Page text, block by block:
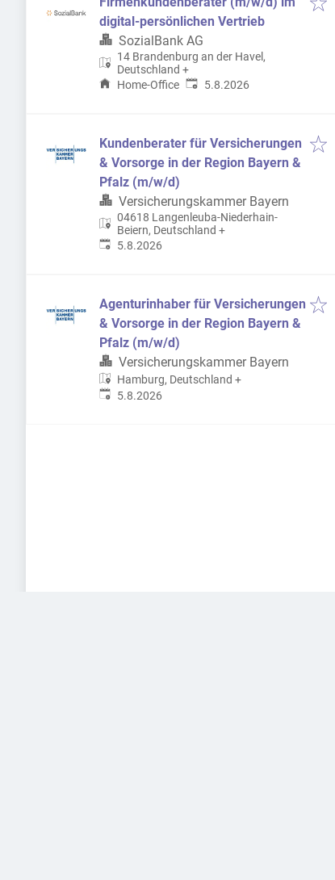
digital-persönlichen Vertrieb
SozialBank AG
14 Brandenburg an der Havel,
Deutschland +
Home-Office Veröffentlicht
5.8.2026
Kundenberater für Versicherungen
& Vorsorge in der Region Bayern &
Pfalz (m/w/d)
Versicherungskammer Bayern
04618 Langenleuba-Niederhain-
Beiern, Deutschland +
Veröffentlicht
5.8.2026
Agenturinhaber für Versicherungen
& Vorsorge in der Region Bayern &
Pfalz (m/w/d)
Versicherungskammer Bayern
Hamburg, Deutschland +
Veröffentlicht
5.8.2026